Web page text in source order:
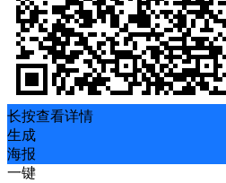
长按查看详情
生成
海报
一键